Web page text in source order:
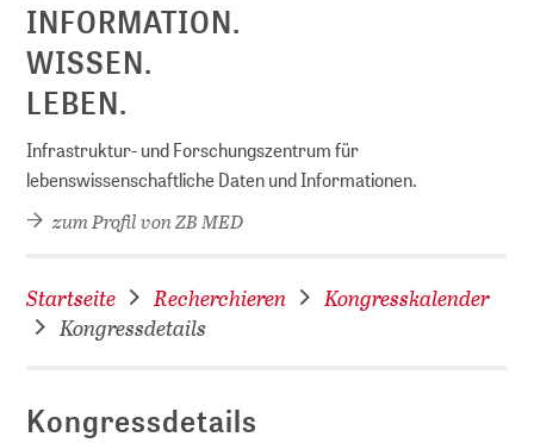
INFORMATION.
WISSEN.
LEBEN.
Infrastruktur- und Forschungszentrum für
lebenswissenschaftliche Daten und Informationen.
zum Profil von ZB MED
Startseite Recherchieren
Kongresskalender
Kongressdetails
Kongressdetails